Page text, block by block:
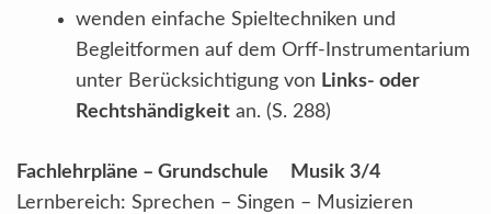
wenden einfache Spieltechniken und
Begleitformen auf dem Orff-Instrumentarium
unter Berücksichtigung von Links- oder
Rechtshändigkeit an. (S. 288)
Fachlehrpläne – Grundschule Musik 3/4
Lernbereich: Sprechen – Singen – Musizieren